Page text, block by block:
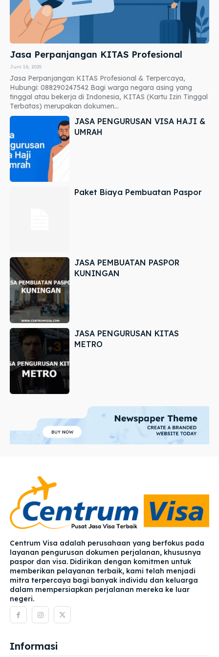
Jasa Perpanjangan KITAS Profesional
Juni 16, 2025
Jasa Perpanjangan KITAS Profesional & Terpercaya,
Hubungi: 088290247542 Bagi warga negara asing yang
tinggal atau bekerja di Indonesia, KITAS (Kartu Izin Tinggal
Terbatas) merupakan dokumen...
JASA PENGURUSAN VISA HAJI &
UMRAH
Paket Biaya Pembuatan Paspor
JASA PEMBUATAN PASPOR
KUNINGAN
JASA PENGURUSAN KITAS
METRO
Centrum Visa adalah perusahaan yang berfokus pada
layanan pengurusan dokumen perjalanan, khususnya
paspor dan visa. Didirikan dengan komitmen untuk
memberikan pelayanan terbaik, kami telah menjadi
mitra terpercaya bagi banyak individu dan keluarga
dalam mempersiapkan perjalanan mereka ke luar
negeri.
Informasi